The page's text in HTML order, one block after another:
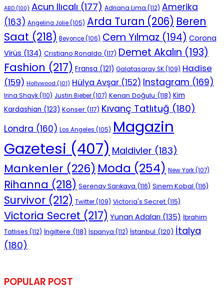
ABD (100) Acun Ilıcalı (177) Adriana Lima (112) Amerika
(163) Angelina Jolie(105) Arda Turan (206) Beren
Saat (218) Beyonce(106) Cem Yılmaz (194) Corona
Virüs (134) Cristiano Ronaldo (117) Demet Akalın (193)
Fashion (217) Fransa (121) Galatasaray SK(109) Hadise
(159) Hollywood (101) Hülya Avşar (152) Instagram (169)
Irina Shayk(110) Justin Bieber(107) Kenan Doğulu (118) Kim
Kardashian (123) Konser (117) Kıvanç Tatlıtuğ (180)
Londra (160) Los Angeles (105) Magazin
Gazetesi (407) Maldivler (183)
Mankenler (226) Moda (254) New York(107)
Rihanna (218) Serenay Sarıkaya (116) Sinem Kobal (116)
Survivor (212) Twitter(109) Victoria's Secret (115)
Victoria Secret (217) Yunan Adaları (135) İbrahim
Tatlıses (112) İngiltere (118) İspanya (112) İstanbul (120) İtalya
(180)
POPULAR POST